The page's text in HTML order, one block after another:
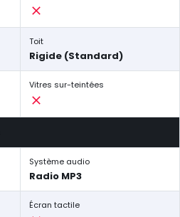
Toit
Rigide (Standard)
Vitres sur-teintées
Système audio
Radio MP3
Écran tactile